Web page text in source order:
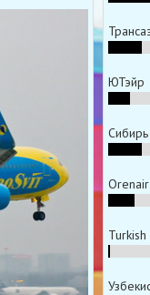
ЮТэйр
Orenair